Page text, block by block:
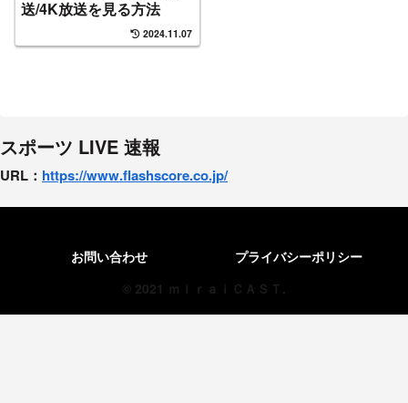
送/4K放送を見る方法
2024.11.07
スポーツ LIVE 速報
URL： https://www.flashscore.co.jp/
お問い合わせ
プライバシーポリシー
© 2021 ｍｉｒａｉＣＡＳＴ.